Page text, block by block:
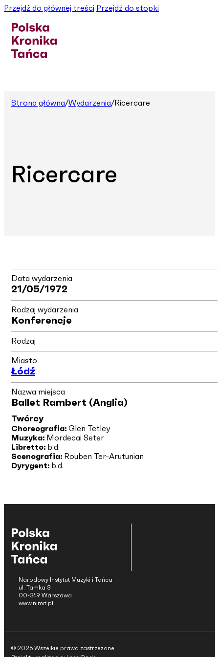
Przejdź do głównej treści Przejdź do stopki
Strona główna/Wydarzenia/Ricercare
Ricercare
Data wydarzenia
21/05/1972
Rodzaj wydarzenia
Konferencje
Rodzaj
Miasto
Łódź
Nazwa miejsca
Ballet Rambert (Anglia)
Twórcy
Choreografia: Glen Tetley
Muzyka: Mordecai Seter
Libretto: b.d.
Scenografia: Rouben Ter-Arutunian
Dyrygent: b.d.
Narodowy Instytut Muzyki i Tańca
ul. Tamka 3
00-349 Warszawa
www.nimit.pl
© 2026 Wszelkie prawa zastrzeżone